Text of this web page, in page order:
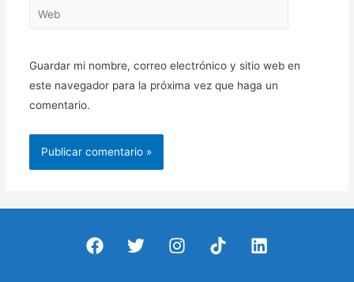
Web
Guardar mi nombre, correo electrónico y sitio web en
este navegador para la próxima vez que haga un
comentario.